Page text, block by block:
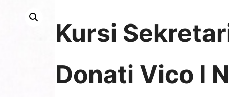
Kursi
Donati Vico I N